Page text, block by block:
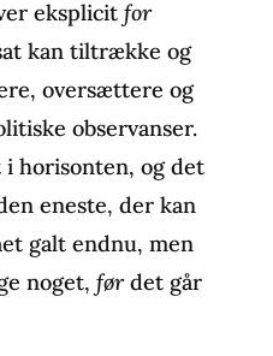
eksplicit for
kan tiltrække og
oversættere og
observanser.
i horisonten, og det
eneste, der kan
galt endnu, men
noget, førdet går